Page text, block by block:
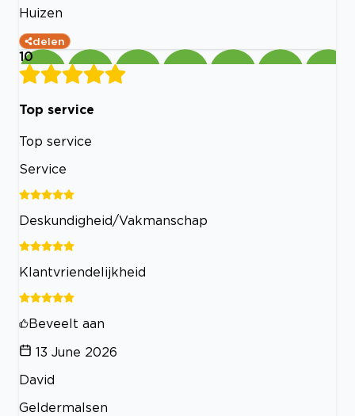
Huizen
delen
10
Top service
Top service
Service
Deskundigheid/Vakmanschap
Klantvriendelijkheid
Beveelt aan
13 June 2026
David
Geldermalsen